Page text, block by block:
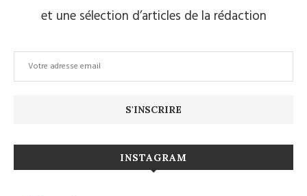
et une sélection d’articles de la rédaction
INSTAGRAM